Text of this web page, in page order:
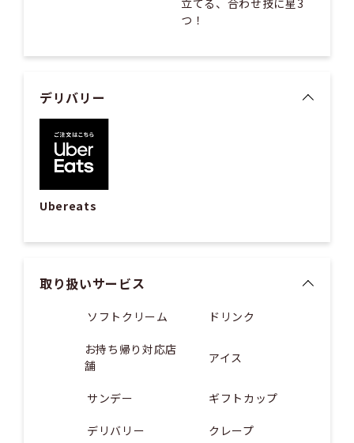
立てる、合わせ技に星3
つ！
デリバリー
Ubereats
取り扱いサービス
ソフトクリーム ドリンク
お持ち帰り対応店
舗
アイス
サンデー ギフトカップ
デリバリー クレープ